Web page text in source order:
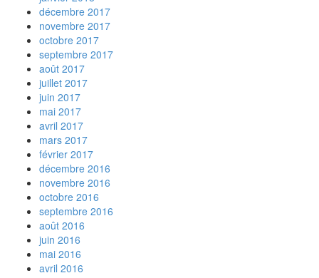
décembre 2017
novembre 2017
octobre 2017
septembre 2017
août 2017
juillet 2017
juin 2017
mai 2017
avril 2017
mars 2017
février 2017
décembre 2016
novembre 2016
octobre 2016
septembre 2016
août 2016
juin 2016
mai 2016
avril 2016